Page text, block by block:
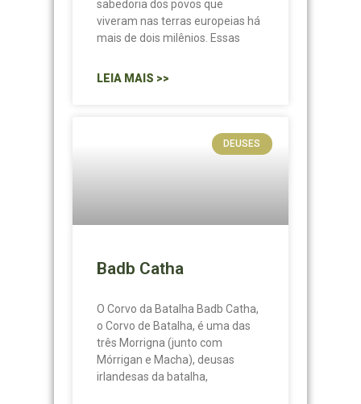
sabedoria dos povos que
viveram nas terras europeias há
mais de dois milênios. Essas
LEIA MAIS >>
DEUSES
Badb Catha
O Corvo da Batalha Badb Catha,
o Corvo de Batalha, é uma das
três Morrigna (junto com
Mórrigan e Macha), deusas
irlandesas da batalha,